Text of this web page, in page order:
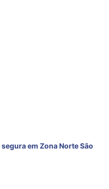
em Zona Norte São